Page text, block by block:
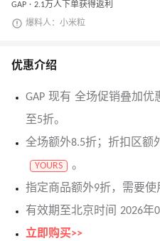
GAP · 2.1万人下单获得返利
爆料人：小米粒
优惠介绍
GAP 现有 全场促销叠加
至5折。
全场额外8.5折；折扣区额
YOURS
。
指定商品额外9折，需要使
有效期至北京时间 2026年
立即购买>>